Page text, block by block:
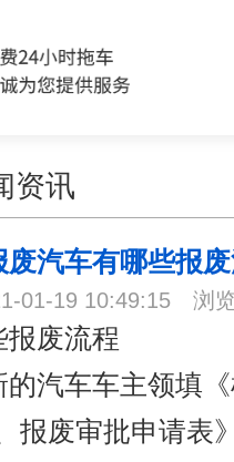
资讯
废汽车有哪些报
01-19 10:49:15 浏
废流程
汽车车主领填
报废审批申请表